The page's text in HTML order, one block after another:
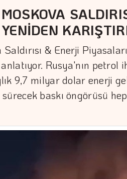
& Enerji
anlatıyor. Rusya'nın
9,7 milyar dolar enerji
baskı öngörüsü